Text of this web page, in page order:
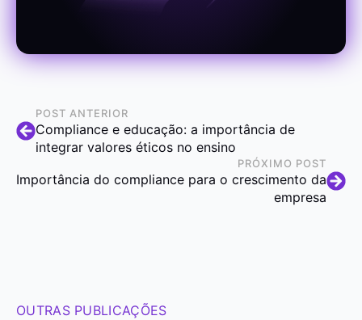
POST ANTERIOR
Compliance e educação: a importância de
integrar valores éticos no ensino
PRÓXIMO POST
Importância do compliance para o crescimento da
empresa
OUTRAS PUBLICAÇÕES